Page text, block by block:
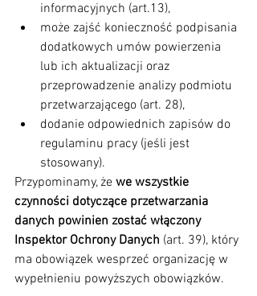
informacyjnych (art.13),
może zajść konieczność podpisania
dodatkowych umów powierzenia
lub ich aktualizacji oraz
przeprowadzenie analizy podmiotu
przetwarzającego (art. 28),
dodanie odpowiednich zapisów do
regulaminu pracy (jeśli jest
stosowany).
Przypominamy, że we wszystkie
czynności dotyczące przetwarzania
danych powinien zostać włączony
Inspektor Ochrony Danych (art. 39), który
ma obowiązek wesprzeć organizację w
wypełnieniu powyższych obowiązków.